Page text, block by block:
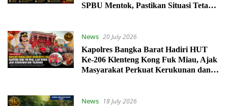
SPBU Mentok, Pastikan Situasi Tetap
News 20 July 2026
Kapolres Bangka Barat Hadiri HUT
Ke-206 Klenteng Kong Fuk Miau, Ajak
Masyarakat Perkuat Kerukunan dan
News
18 July 2026